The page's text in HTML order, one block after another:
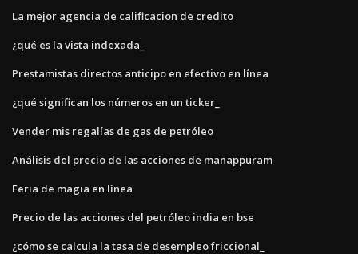
La mejor agencia de calificacion de credito
¿qué es la vista indexada_
Prestamistas directos anticipo en efectivo en línea
¿qué significan los números en un ticker_
Vender mis regalías de gas de petróleo
Análisis del precio de las acciones de manappuram
Feria de magia en línea
Precio de las acciones del petróleo india en bse
¿cómo se calcula la tasa de desempleo friccional_